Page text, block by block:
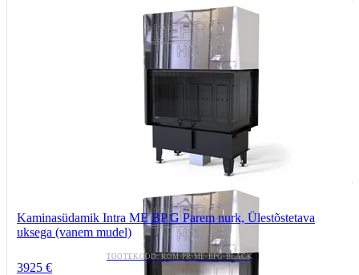
Kaminasüdamik Intra ME BP G Parem nurk, Ülestõstetava
uksega (vanem mudel)
TOOTEKOOD: KOM-PR-ME-BPG-BLACK
3925 €